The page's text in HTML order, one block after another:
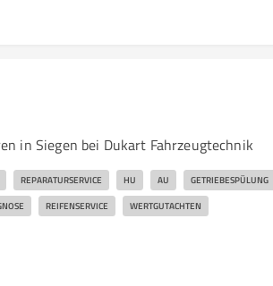
in Siegen bei Dukart Fahrzeugtechnik
REPARATURSERVICE HU AU GETRIEBESPÜLUNG
REIFENSERVICE WERTGUTACHTEN